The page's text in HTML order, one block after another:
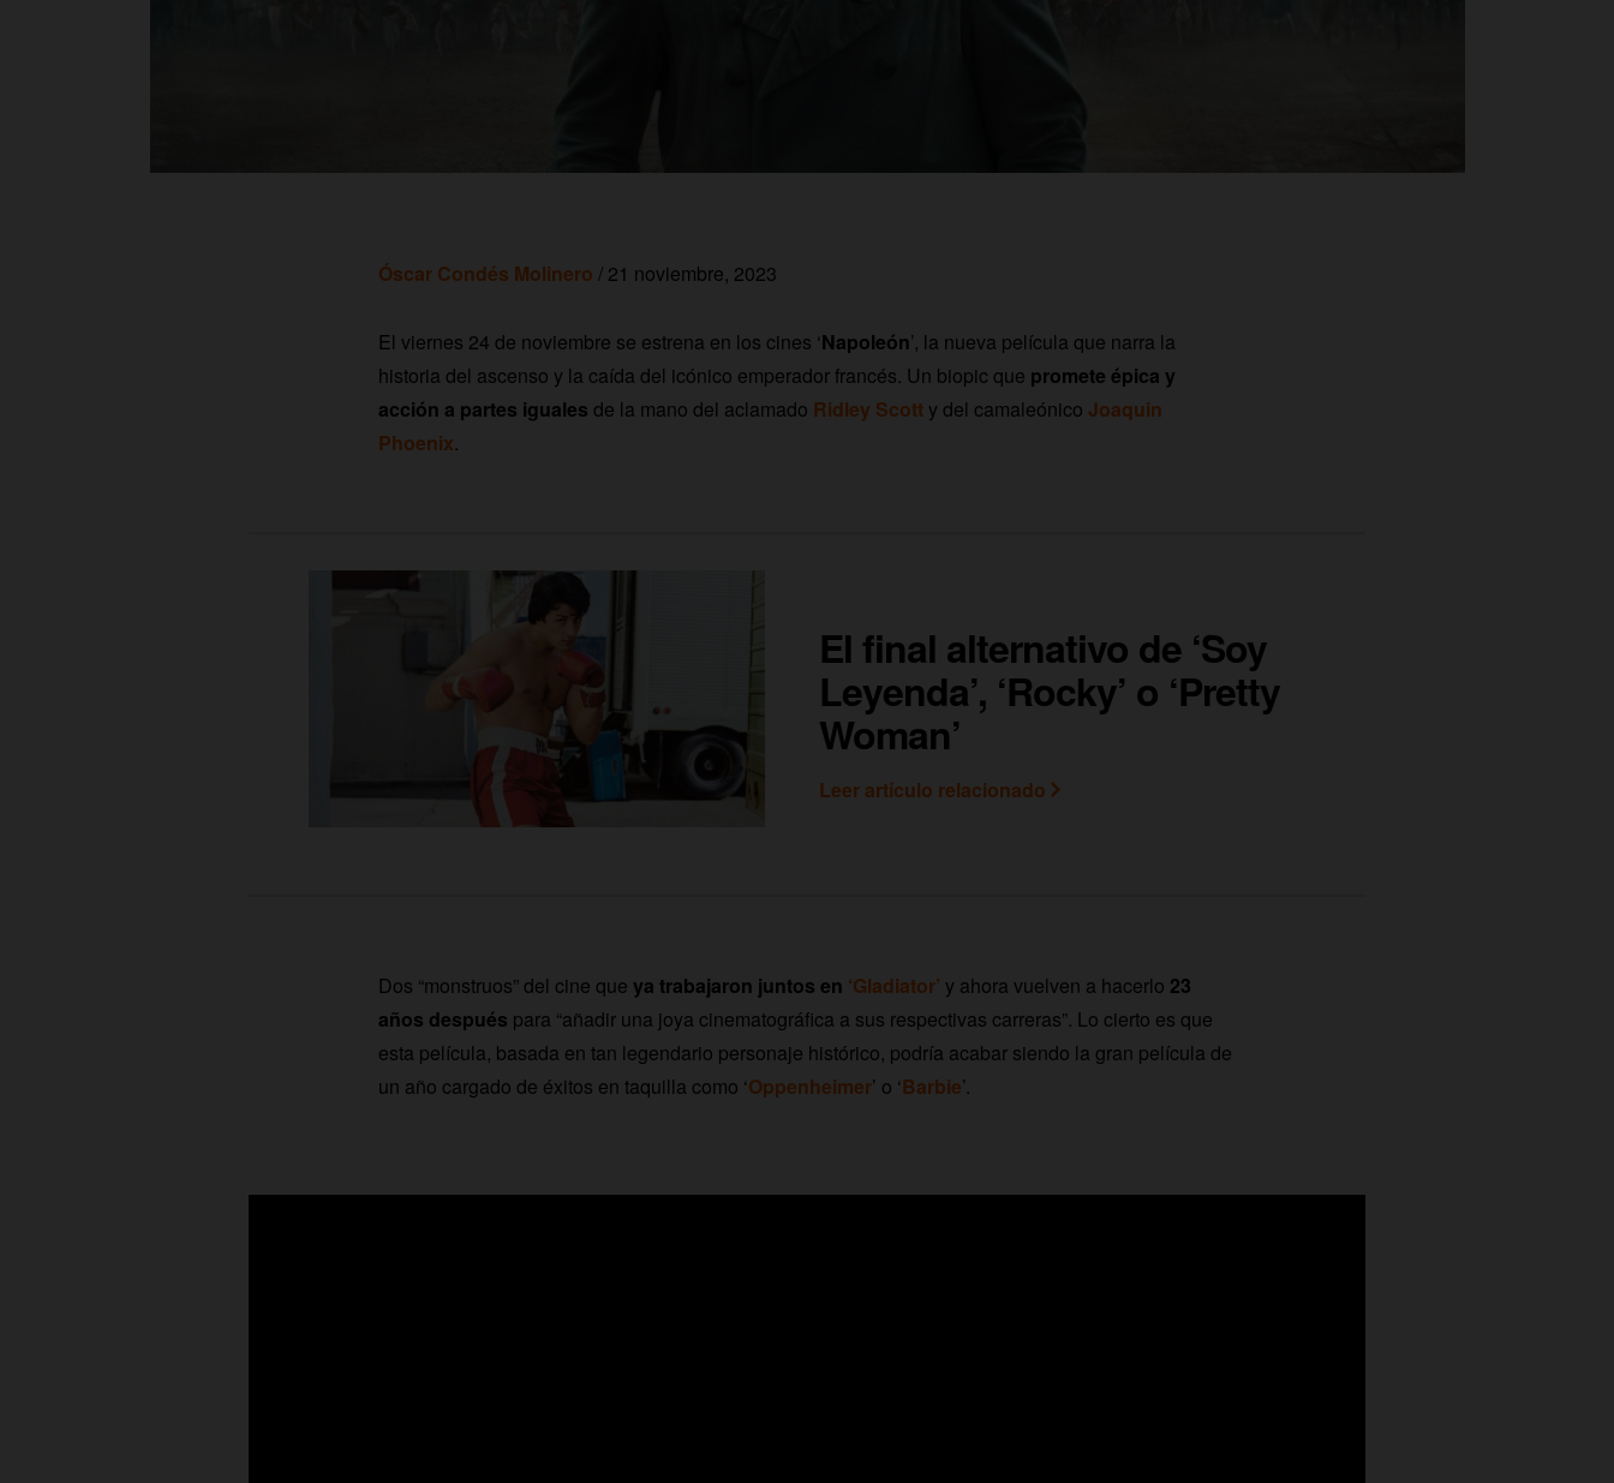
Óscar Condés Molinero / 21 noviembre, 2023
El viernes 24 de noviembre se estrena en los cines ‘Napoleón’, la nueva película que narra la
historia del ascenso y la caída del icónico emperador francés. Un biopic que promete épica y
acción a partes iguales de la mano del aclamado Ridley Scotty del camaleónico Joaquin
Phoenix.
El final alternativo de ‘Soy
Leyenda’, ‘Rocky’ o ‘Pretty
Woman’
Leer artículo relacionado
Dos “monstruos” del cine que ya trabajaron juntos en ‘Gladiator’ y ahora vuelven a hacerlo 23
años después para “añadir una joya cinematográfica a sus respectivas carreras”. Lo cierto es que
esta película, basada en tan legendario personaje histórico, podría acabar siendo la gran película de
un año cargado de éxitos en taquilla como ‘Oppenheimer’ o ‘Barbie’.